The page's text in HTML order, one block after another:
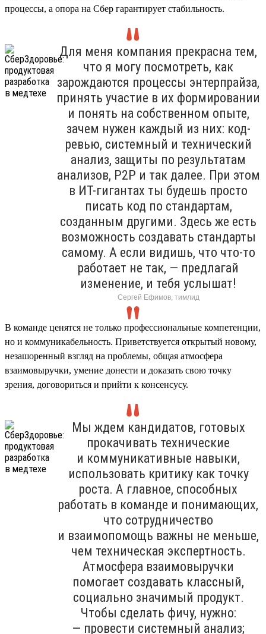
процессы, а опора на Сбер гарантирует стабильность.
Для меня компания прекрасна тем,
что я могу посмотреть, как
зарождаются процессы энтерпрайза,
принять участие в их формировании
и понять на собственном опыте,
зачем нужен каждый из них: код-
ревью, системный и технический
анализ, защиты по результатам
анализов, P2P и так далее. При этом
в ИТ-гигантах ты будешь просто
писать код по стандартам,
созданным другими. Здесь же есть
возможность создавать стандарты
самому. А если видишь, что что-то
работает не так, — предлагай
изменение, и тебя услышат!
Сергей Ефимов, тимлид
В команде ценятся не только профессиональные компетенции,
но и коммуникабельность. Приветствуется открытый новому,
незашоренный взгляд на проблемы, общая атмосфера
взаимовыручки, умение донести и доказать свою точку
зрения, договориться и прийти к консенсусу.
Мы ждем кандидатов, готовых
прокачивать технические
и коммуникативные навыки,
использовать критику как точку
роста. А главное, способных
работать в команде и понимающих,
что сотрудничество
и взаимопомощь важны не меньше,
чем техническая экспертность.
Атмосфера взаимовыручки
помогает создавать классный,
социально значимый продукт.
Чтобы сделать фичу, нужно:
— провести системный анализ;